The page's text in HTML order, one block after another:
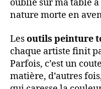
oublié sur ma table
nature morte en
Lesoutils peinture
chaque artiste finit
Parfois, c’est un
matière, d’autres